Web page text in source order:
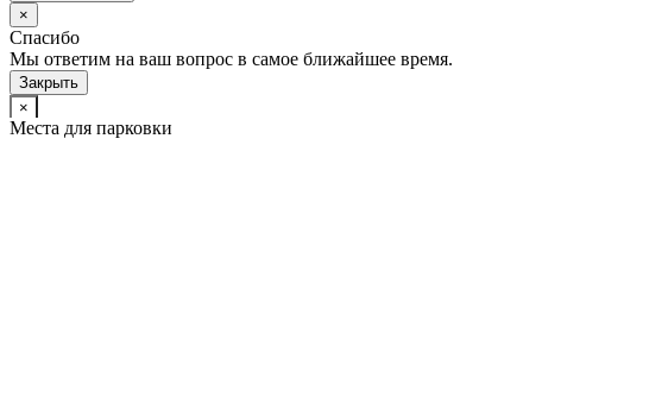
×
Спасибо
Мы ответим на ваш вопрос в самое ближайшее время.
Закрыть
×
Места для парковки